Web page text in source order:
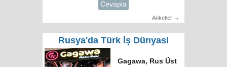
Cevapla
Anketler →
Rusya'da Türk İş Dünyasi
Türk Dünyasında
Tek Bilgi Alanı